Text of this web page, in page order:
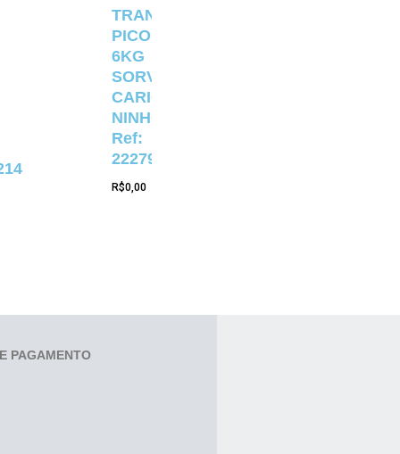
TRANSPARENTE
PICOLÉ
6KG
SORVETERIA
CARIOCA
NINHO
Ref:
22279
R$0,00
PAGAMENTO